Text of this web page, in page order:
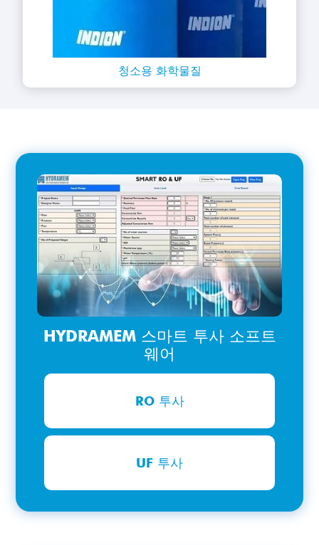
청소용 화학물질
HYDRAMEM 스마트 투사 소프트
웨어
RO 투사
UF 투사